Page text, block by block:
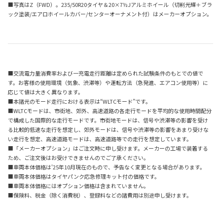
■写真はZ（FWD）。235/50R20タイヤ＆20×7½Jアルミホイール（切削光輝＋ブラ
ック塗装/エアロホイールカバー/センターオーナメント付）はメーカーオプション。
■交流電力量消費率および一充電走行距離は定められた試験条件のもとでの値で
す。お客様の使用環境（気象、渋滞等）や運転方法（急発進、エアコン使用等）に
応じて値は大きく異なります。
■本諸元のモード走行における表示は“WLTCモード”です。
■WLTCモードは、市街地、郊外、高速道路の各走行モードを平均的な使用時間配分
で構成した国際的な走行モードです。市街地モードは、信号や渋滞等の影響を受け
る比較的低速な走行を想定し、郊外モードは、信号や渋滞等の影響をあまり受けな
い走行を想定、高速道路モードは、高速道路等での走行を想定しています。
■「メーカーオプション」はご注文時に申し受けます。メーカーの工場で装着する
ため、ご注文後はお受けできませんのでご了承ください。
■車両本体価格は'25年10月現在のもので、予告なく変更となる場合があります。
■車両本体価格はタイヤパンク応急修理キット付の価格です。
■車両本体価格にはオプション価格は含まれていません。
■保険料、税金（除く消費税）、登録料などの諸費用は別途申し受けます。